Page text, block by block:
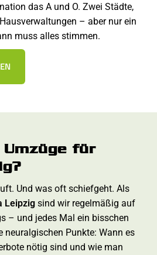
das A und O. Zwei Städte,
– aber nur ein
muss alles stimmen.
für
Und was oft schiefgeht. Als
Leipzig sind wir regelmäßig auf
– und jedes Mal ein bisschen
neuralgischen Punkte: Wann es
nötig sind und wie man